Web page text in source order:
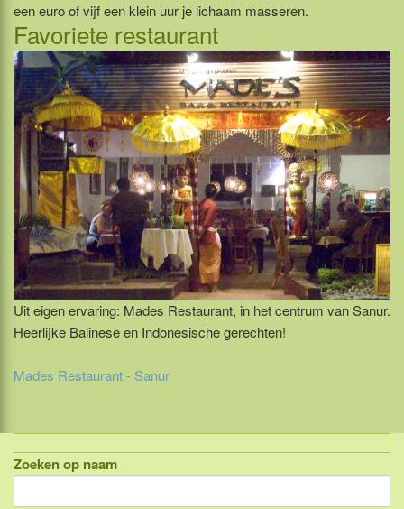
een euro of vijf een klein uur je lichaam masseren.
Favoriete restaurant
Uit eigen ervaring: Mades Restaurant, in het centrum van Sanur.
Heerlijke Balinese en Indonesische gerechten!
Mades Restaurant - Sanur
Indonesië, eilandcombinaties
Zoeken op naam